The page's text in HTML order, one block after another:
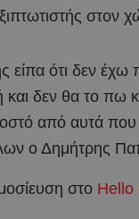
στον
είπα ότι δεν
και δεν θα το πω
από αυτά που
ο Δημήτρης
στο Hello